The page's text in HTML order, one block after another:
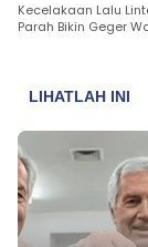
Kecelakaan Lalu
Parah Bikin Geger